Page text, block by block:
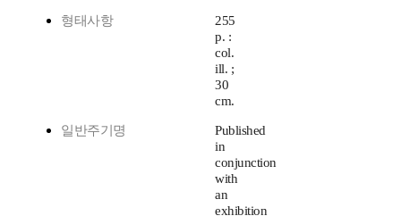
형태사항
255
p. :
col.
ill. ;
30
cm.
일반주기명
Published
in
conjunction
with
an
exhibition